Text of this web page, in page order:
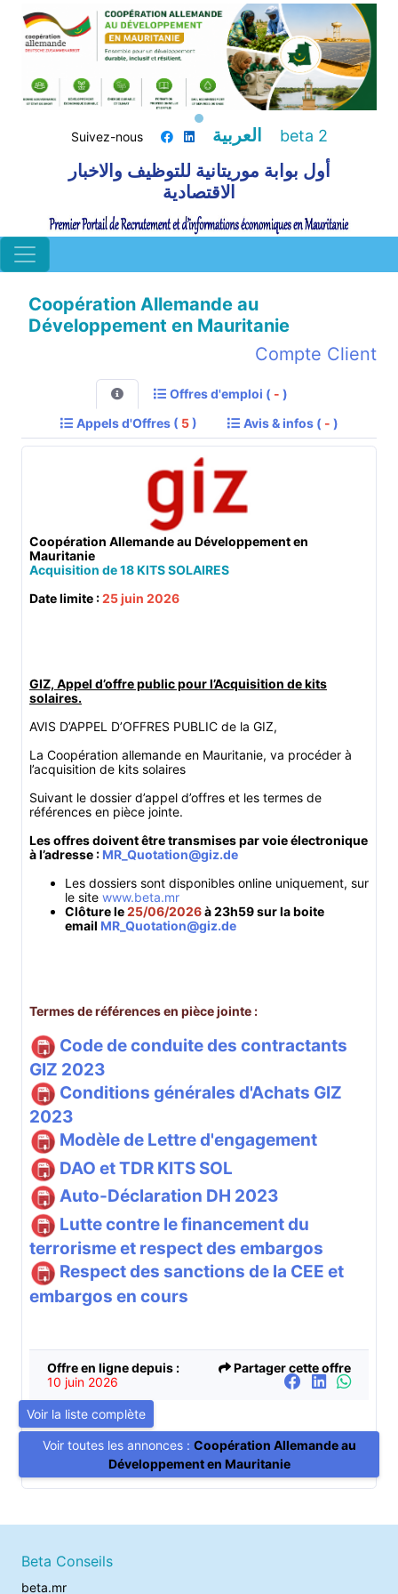
Suivez-nous العربية beta 2
أول بوابة موريتانية للتوظيف والاخبار
الاقتصادية
Coopération Allemande au
Développement en Mauritanie
Compte Client
Offres d'emploi ( - )
Appels d'Offres ( 5) Avis & infos ( - )
Coopération Allemande au Développement en
Mauritanie
Acquisition de 18 KITS SOLAIRES
Date limite :25 juin 2026
GIZ, Appel d’offre public pour l’Acquisition de kits
solaires.
AVIS D’APPEL D’OFFRES PUBLIC de la GIZ,
La Coopération allemande en Mauritanie, va procéder à
l’acquisition de kits solaires
Suivant le dossier d’appel d’offres et les termes de
références en pièce jointe.
Les offres doivent être transmises par voie électronique
à l’adresse : MR_Quotation@giz.de
Les dossiers sont disponibles online uniquement, sur
le site www.beta.mr
Clôture le25/06/2026à 23h59 sur la boite
email MR_Quotation@giz.de
Termes de références en pièce jointe :
Code de conduite des contractants
GIZ 2023
Conditions générales d'Achats GIZ
2023
Modèle de Lettre d'engagement
DAO et TDR KITS SOL
Auto-Déclaration DH 2023
Lutte contre le financement du
terrorisme et respect des embargos
Respect des sanctions de la CEE et
embargos en cours
Offre en ligne depuis :
10 juin 2026
Partager cette offre
Voir la liste complète
Voir toutes les annonces : Coopération Allemande au
Développement en Mauritanie
Beta Conseils
beta.mr